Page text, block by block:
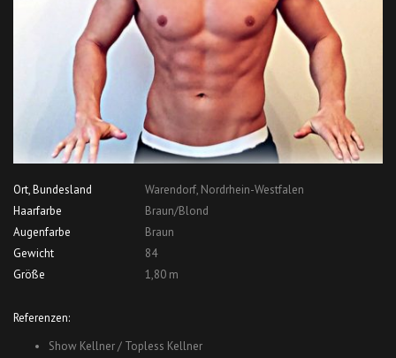
Ort, Bundesland
Warendorf, Nordrhein-Westfalen
Haarfarbe
Braun/Blond
Augenfarbe
Braun
Gewicht
84
Größe
1,80 m
Referenzen:
Show Kellner / Topless Kellner